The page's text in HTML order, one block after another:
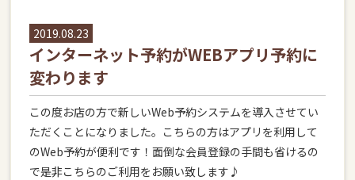
2019.08.23
インターネット予約がWEBアプリ予約に
変わります
この度お店の方で新しいWeb予約システムを導入させてい
ただくことになりました。こちらの方はアプリを利用して
のWeb予約が便利です！面倒な会員登録の手間も省けるの
で是非こちらのご利用をお願い致します♪